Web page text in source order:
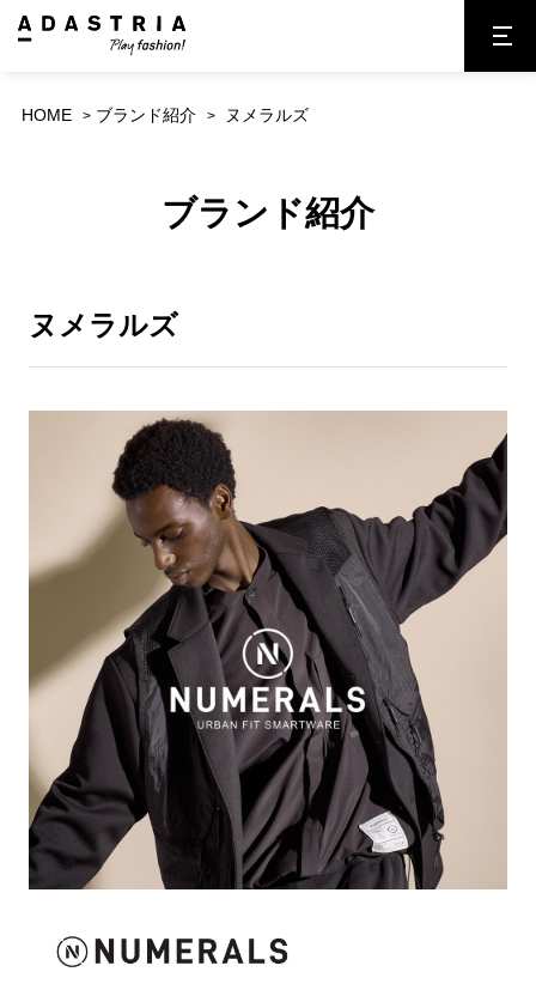
HOME ブランド紹介 ヌメラルズ
ブランド紹介
ヌメラルズ